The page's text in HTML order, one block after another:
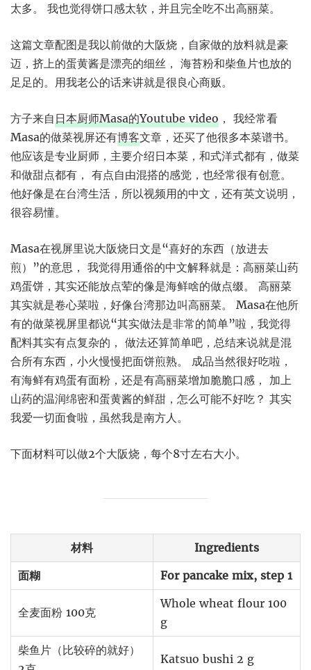
太多。 我也觉得饼口感太软，并且完全吃不出高丽菜。
这篇文章配图是我以前做的大阪烧，自家做的放料就是豪
迈，挤上的蛋黄酱是漂亮的细丝， 海苔粉和柴鱼片也放的
足足的。用我老公的话来讲就是很良心商贩。
方子来自 日本厨师Masa的Youtube video ， 我经常看
Masa的做菜视屏还有博客文章，还买了他很多本菜谱书。
他应该是专业厨师，主要介绍日本菜，和式洋式都有，做菜
和做甜点都有， 有点自由混搭的感觉，也经常很有创意。
他好像是在台湾生活，所以视频用的中文，还有英文说明，
很容易懂。
Masa在视屏里说大阪烧日文是“喜好的东西（放进去
煎）”的意思， 我觉得用通俗的中文解释就是：高丽菜山药
鸡蛋饼，其实还能放点荤的像是海鲜啥的做点缀。 高丽菜
其实就是卷心菜啦，好像台湾那边叫高丽菜。 Masa在他所
有的做菜视屏里都说“其实做法是非常的简单”啦，我觉得
配料其实有点复杂的， 做法还算简单吧，总结来说就是混
合所有东西，小火慢慢把面饼煎熟。 成品当然很好吃啦，
有海鲜有鸡蛋有面粉，还是有高丽菜增加脆脆口感， 加上
山药的温润绵密和蛋黄酱的鲜甜，怎么可能不好吃？ 其实
我爱一切面食啦，虽然我是南方人。
下面材料可以做2个大阪烧，每个8寸左右大小。
材料
Ingredients
面糊
For pancake mix, step 1
全麦面粉 100克
Whole wheat flour 100
g
柴鱼片（比较碎的就好）
Katsuo bushi 2 g